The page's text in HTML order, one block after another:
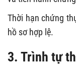
Thời hạn chứng
hồ sơ hợp lệ.
3. Trình tự